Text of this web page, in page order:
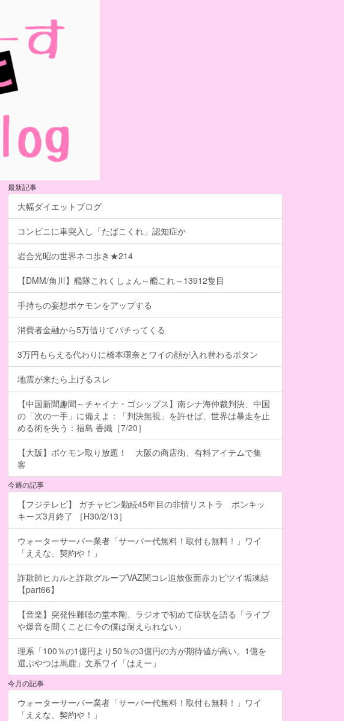
最新記事
大幅ダイエットブログ
コンビニに車突入し「たばこくれ」認知症か
岩合光昭の世界ネコ歩き★214
【DMM/角川】艦隊これくしょん～艦これ～13912隻目
手持ちの妄想ポケモンをアップする
消費者金融から5万借りてパチってくる
3万円もらえる代わりに橋本環奈とワイの顔が入れ替わるボタン
地震が来たら上げるスレ
【中国新聞趣聞～チャイナ・ゴシップス】南シナ海仲裁判決、中国
の「次の一手」に備えよ：「判決無視」を許せば、世界は暴走を止
める術を失う：福島 香織［7/20］
【大阪】ポケモン取り放題！ 大阪の商店街、有料アイテムで集
客
今週の記事
【フジテレビ】 ガチャピン勤続45年目の非情リストラ ポンキッ
キーズ3月終了 ［H30/2/13］
ウォーターサーバー業者「サーバー代無料！取付も無料！」ワイ
「ええな、契約や！」
詐欺師ヒカルと詐欺グループVAZ関コレ追放仮面赤カビツイ垢凍結
【part66】
【音楽】突発性難聴の堂本剛、ラジオで初めて症状を語る「ライブ
や爆音を聞くことに今の僕は耐えられない」
理系「100％の1億円より50％の3億円の方が期待値が高い。1億を
選ぶやつは馬鹿」文系ワイ「はえー」
今月の記事
ウォーターサーバー業者「サーバー代無料！取付も無料！」ワイ
「ええな、契約や！」